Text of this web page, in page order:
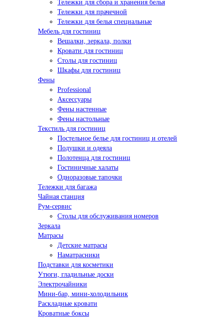
Тележки для сбора и хранения белья
Тележки для прачечной
Тележки для белья специальные
Мебель для гостиниц
Вешалки, зеркала, полки
Кровати для гостиниц
Столы для гостиниц
Шкафы для гостиниц
Фены
Professional
Аксессуары
Фены настенные
Фены настольные
Текстиль для гостиниц
Постельное белье для гостиниц и отелей
Подушки и одеяла
Полотенца для гостиниц
Гостиничные халаты
Одноразовые тапочки
Тележки для багажа
Чайная станция
Рум-сервис
Столы для обслуживания номеров
Зеркала
Матрасы
Детские матрасы
Наматрасники
Подставки для косметики
Утюги, гладильные доски
Электрочайники
Мини-бар, мини-холодильник
Раскладные кровати
Кроватные боксы